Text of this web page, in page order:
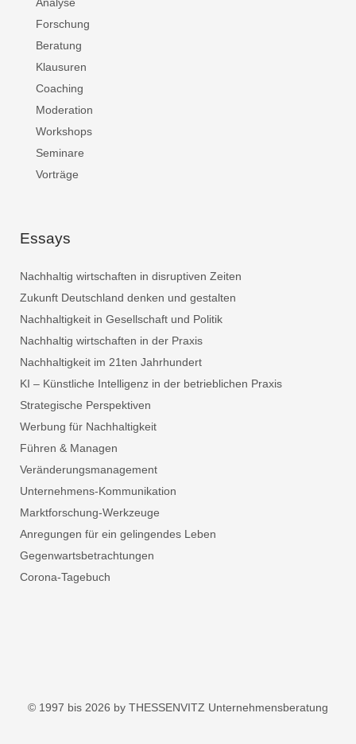
Forschung
Beratung
Klausuren
Coaching
Moderation
Workshops
Seminare
Vorträge
Essays
Nachhaltig wirtschaften in disruptiven Zeiten
Zukunft Deutschland denken und gestalten
Nachhaltigkeit in Gesellschaft und Politik
Nachhaltig wirtschaften in der Praxis
Nachhaltigkeit im 21ten Jahrhundert
KI – Künstliche Intelligenz in der betrieblichen Praxis
Strategische Perspektiven
Werbung für Nachhaltigkeit
Führen & Managen
Veränderungsmanagement
Unternehmens-Kommunikation
Marktforschung-Werkzeuge
Anregungen für ein gelingendes Leben
Gegenwartsbetrachtungen
Corona-Tagebuch
© 1997 bis 2026 by THESSENVITZ Unternehmensberatung